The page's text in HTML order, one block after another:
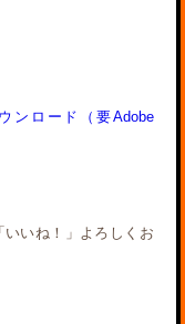
ンロード（要Adobe
いね！」よろしくお